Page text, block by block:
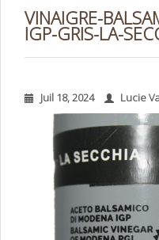
VINAIGRE-
IGP-GRIS-LA-
Juil 18, 2024 Lucie